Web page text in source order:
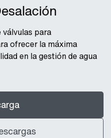
para
ofrecer la máxima
en la gestión de agua